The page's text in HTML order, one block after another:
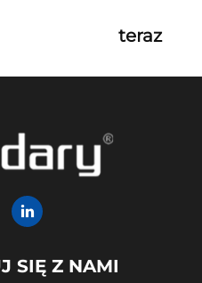
teraz
SIĘ Z NAMI